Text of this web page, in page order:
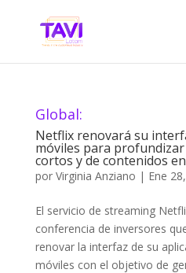
Global:
Netflix renovará su
móviles para
cortos y de contenidos
por Virginia Anziano | Ene
El servicio de streaming
conferencia de inversores
renovar la interfaz de su
móviles con el objetivo de